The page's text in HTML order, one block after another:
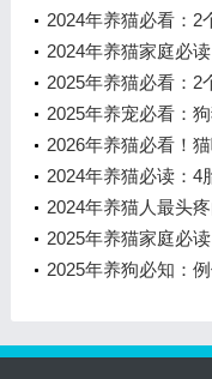
号别忽视！
2024年养猫必看：2
新手不知道的应对方
2024年养猫家庭必
学指南
2025年养猫必看：2
避开这3个致命误区
2025年养宠必看：
号千万别忽视！
2026年养猫必看！
家教你科学应对与用
2024年养猫必读：4
知道的产后真相
2024年养猫人最头
血，一文说清应对方
2025年养猫家庭必
与3步急救指南
2025年养狗必知：